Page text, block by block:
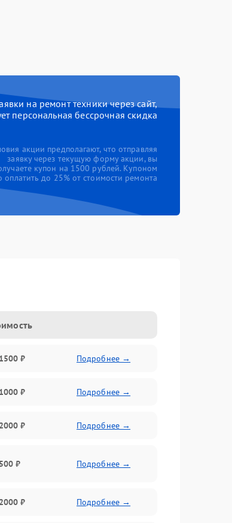
на ремонт техники через сайт,
персональная бессрочная скидка
акции предполагают, что отправляя
заявку через текущую форму акции, вы
купон на 1500 рублей. Купоном
оплатить до 25% от стоимости ремонта
₽ Подробнее →
₽ Подробнее →
₽ Подробнее →
₽ Подробнее →
₽ Подробнее →